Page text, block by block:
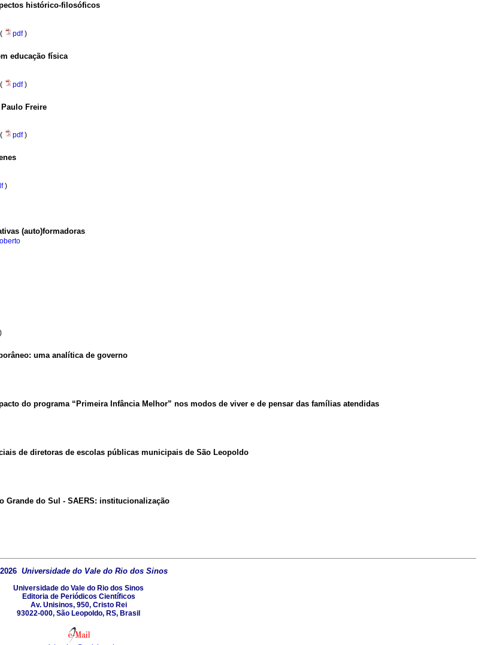
histórico-filosóficos
pdf)
educação física
pdf)
Freire
pdf)
)
(auto)formadoras
)
uma analítica de governo
do programa “Primeira Infância Melhor” nos modos de viver e de pensar das famílias atendidas
de diretoras de escolas públicas municipais de São Leopoldo
Grande do Sul - SAERS: institucionalização
Universidade do Vale do Rio dos Sinos
Universidade do Vale do Rio dos Sinos
Editoria de Periódicos Científicos
Av. Unisinos, 950, Cristo Rei
93022-000, São Leopoldo, RS, Brasil